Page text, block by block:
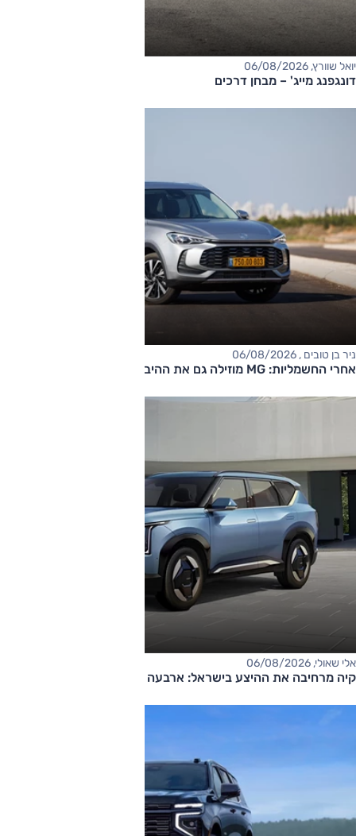
יואל שוורץ, 06/08/2026
דונגפנג מייג' – מבחן דרכים
ניר בן טובים , 06/08/2026
אחרי החשמליות: MG מוזילה גם את ההיברידיות
אלי שאולי, 06/08/2026
קיה מרחיבה את ההיצע בישראל: ארבעה דגמים חדשים בדרך